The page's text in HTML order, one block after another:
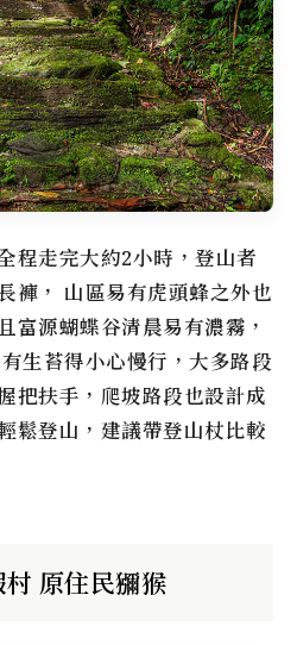
程走完大約2小時，登山者
褲， 山區易有虎頭蜂之外也
富源蝴蝶谷清晨易有濃霧，
生苔得小心慢行，大多路段
把扶手，爬坡路段也設計成
鬆登山，建議帶登山杖比較
原住民獼猴